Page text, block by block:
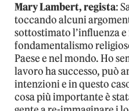
Mary Lambert, regista:
toccando alcuni
sottostimato l’influenza
fondamentalismo
Paese e nel mondo. Ho
lavoro ha successo, può
intenzioni e in questo
cosa più importante è